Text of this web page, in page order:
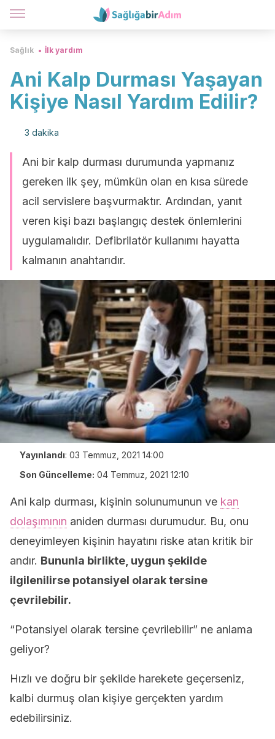
Sağlık İlk yardım
Ani Kalp Durması Yaşayan
Kişiye Nasıl Yardım Edilir?
3 dakika
Ani bir kalp durması durumunda yapmanız
gereken ilk şey, mümkün olan en kısa sürede
acil servislere başvurmaktır. Ardından, yanıt
veren kişi bazı başlangıç destek önlemlerini
uygulamalıdır. Defibrilatör kullanımı hayatta
kalmanın anahtarıdır.
Yayınlandı: 03 Temmuz, 2021 14:00
Son Güncelleme: 04 Temmuz, 2021 12:10
Ani kalp durması, kişinin solunumunun ve kan
dolaşımının aniden durması durumudur. Bu, onu
deneyimleyen kişinin hayatını riske atan kritik bir
andır. Bununla birlikte, uygun şekilde
ilgilenilirse potansiyel olarak tersine
çevrilebilir.
“Potansiyel olarak tersine çevrilebilir” ne anlama
geliyor?
Hızlı ve doğru bir şekilde harekete geçerseniz,
kalbi durmuş olan kişiye gerçekten yardım
edebilirsiniz.